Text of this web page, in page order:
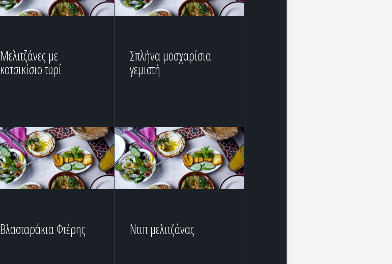
Μελιτζάνες με
κατσικίσιο τυρί
Σπλήνα μοσχαρίσια
γεμιστή
Βλασταράκια Φτέρης Ντιπ μελιτζάνας